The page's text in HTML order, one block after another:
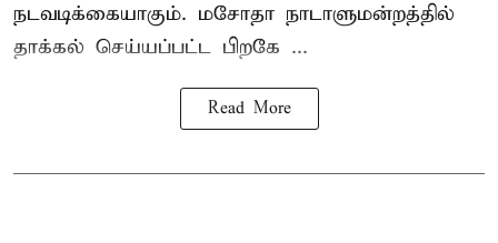
நடவடிக்கையாகும். மசோதா நாடாளுமன்றத்தில்
தாக்கல் செய்யப்பட்ட பிறகே ...
Read More